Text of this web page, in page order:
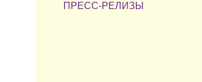
ПРЕСС-РЕЛИЗЫ